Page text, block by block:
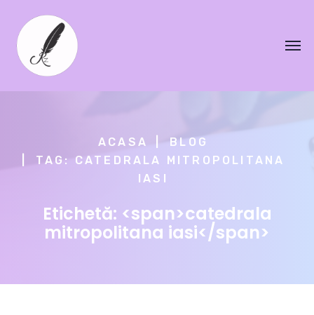
ACASA
BLOG
TAG: CATEDRALA MITROPOLITANA
IASI
Etichetă: <span>catedrala
mitropolitana iasi</span>